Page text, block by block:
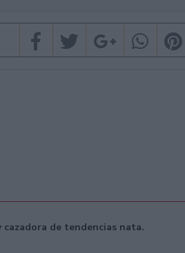
de tendencias nata.